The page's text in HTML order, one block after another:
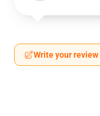
Write your review